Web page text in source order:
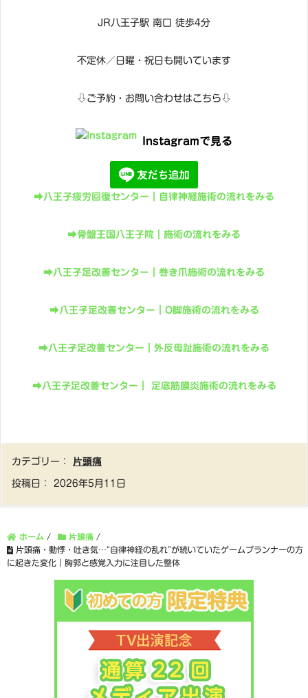
JR八王子駅 南口 徒歩4分
不定休／日曜・祝日も開いています
⇩ご予約・お問い合わせはこちら⇩
Instagramで見る
➡八王子疲労回復センター｜自律神経施術の流れをみる
➡骨盤王国八王子院｜施術の流れをみる
➡八王子足改善センター｜巻き爪施術の流れをみる
➡八王子足改善センター｜O脚施術の流れをみる
➡八王子足改善センター｜外反母趾施術の流れをみる
➡八王子足改善センター｜ 足底筋膜炎施術の流れをみる
カテゴリー： 片頭痛
投稿日： 2026年5月11日
ホーム / 片頭痛 /
片頭痛・動悸・吐き気…“自律神経の乱れ”が続いていたゲームプランナーの方
に起きた変化｜胸郭と感覚入力に注目した整体